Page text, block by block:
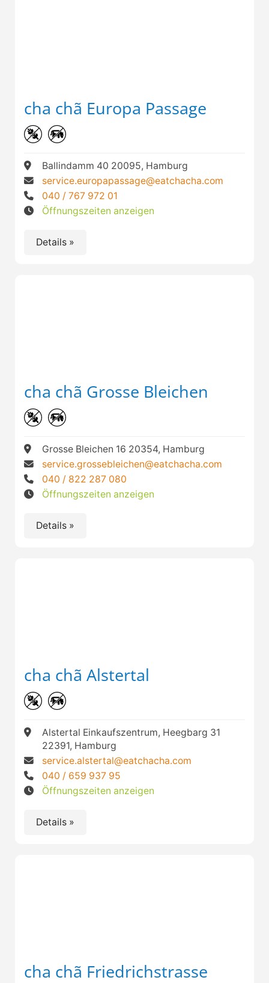
cha chã Europa Passage
Ballindamm 40 20095, Hamburg
service.europapassage@eatchacha.com
040 / 767 972 01
Öffnungszeiten anzeigen
Details »
cha chã Grosse Bleichen
Grosse Bleichen 16 20354, Hamburg
service.grossebleichen@eatchacha.com
040 / 822 287 080
Öffnungszeiten anzeigen
Details »
cha chã Alstertal
Alstertal Einkaufszentrum, Heegbarg 31
22391, Hamburg
service.alstertal@eatchacha.com
040 / 659 937 95
Öffnungszeiten anzeigen
Details »
cha chã Friedrichstrasse